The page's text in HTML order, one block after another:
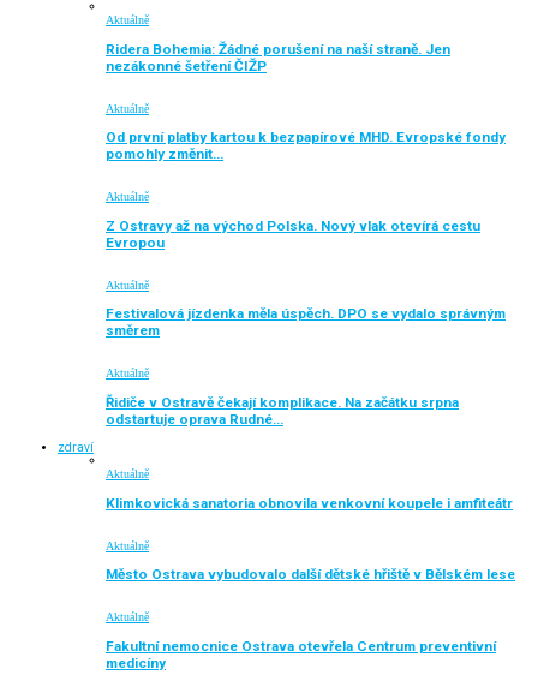
Aktuálně
Ridera Bohemia: Žádné porušení na naší straně. Jen
nezákonné šetření ČIŽP
Aktuálně
Od první platby kartou k bezpapírové MHD. Evropské fondy
pomohly změnit…
Aktuálně
Z Ostravy až na východ Polska. Nový vlak otevírá cestu
Evropou
Aktuálně
Festivalová jízdenka měla úspěch. DPO se vydalo správným
směrem
Aktuálně
Řidiče v Ostravě čekají komplikace. Na začátku srpna
odstartuje oprava Rudné…
zdraví
Aktuálně
Klimkovická sanatoria obnovila venkovní koupele i amfiteátr
Aktuálně
Město Ostrava vybudovalo další dětské hřiště v Bělském lese
Aktuálně
Fakultní nemocnice Ostrava otevřela Centrum preventivní
medicíny